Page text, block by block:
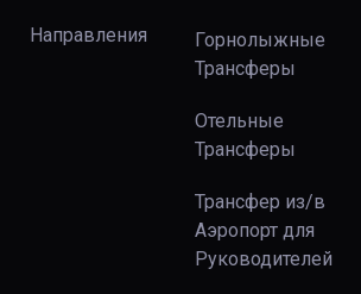
Направления
Горнолыжные
Трансферы
Отельные
Трансферы
Трансфер из/в
Аэропорт для
Руководителей